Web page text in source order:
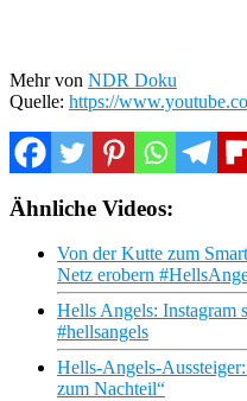
Mehr von NDR Doku
Quelle: https://
Ähnliche Videos:
Von der Kutte zum
Netz erobern
Hells Angels: Instagram
#hellsangels
Hells-Angels-
zum Nachteil“